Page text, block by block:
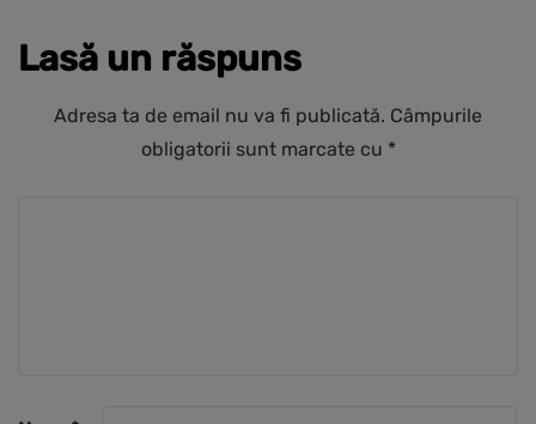
Lasă un răspuns
Adresa ta de email nu va fi publicată. Câmpurile
obligatorii sunt marcate cu *